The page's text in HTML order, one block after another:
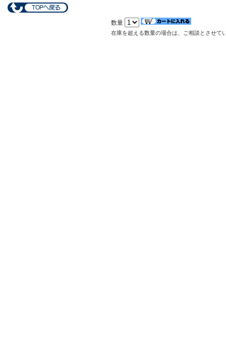
数量
在庫を超える数量の場合は、ご相談とさせて